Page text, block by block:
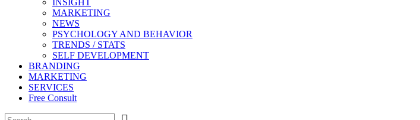
INSIGHT
MARKETING
NEWS
PSYCHOLOGY AND BEHAVIOR
TRENDS / STATS
SELF DEVELOPMENT
BRANDING
MARKETING
SERVICES
Free Consult